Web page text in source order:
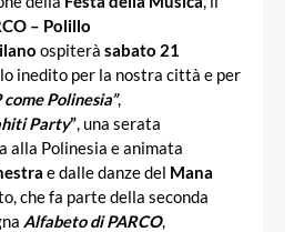
– Polillo
ospiterà sabato 21
inedito per la nostra città e per
come Polinesia”,
Party”, una serata
alla Polinesia e animata
e dalle danze del Mana
che fa parte della seconda
Alfabeto di PARCO,